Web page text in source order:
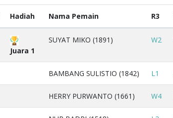
Hadiah Nama Pemain R3
Juara 1
SUYAT MIKO (1891) W2
BAMBANG SULISTIO (1842) L1
HERRY PURWANTO (1661) W4